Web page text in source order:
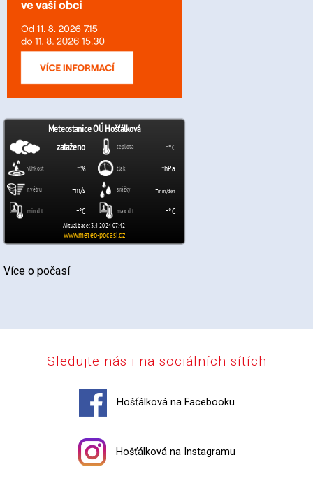
Více o počasí
Sledujte nás i na sociálních sítích
Hošťálková na Facebooku
Hošťálková na Instagramu